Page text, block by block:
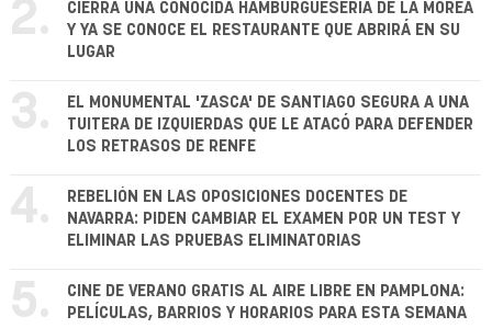
2.
CIERRA UNA CONOCIDA HAMBURGUESERÍA DE LA MOREA
Y YA SE CONOCE EL RESTAURANTE QUE ABRIRÁ EN SU
LUGAR
3.
EL MONUMENTAL 'ZASCA' DE SANTIAGO SEGURA A UNA
TUITERA DE IZQUIERDAS QUE LE ATACÓ PARA DEFENDER
LOS RETRASOS DE RENFE
4.
REBELIÓN EN LAS OPOSICIONES DOCENTES DE
NAVARRA: PIDEN CAMBIAR EL EXAMEN POR UN TEST Y
ELIMINAR LAS PRUEBAS ELIMINATORIAS
5.
CINE DE VERANO GRATIS AL AIRE LIBRE EN PAMPLONA:
PELÍCULAS, BARRIOS Y HORARIOS PARA ESTA SEMANA